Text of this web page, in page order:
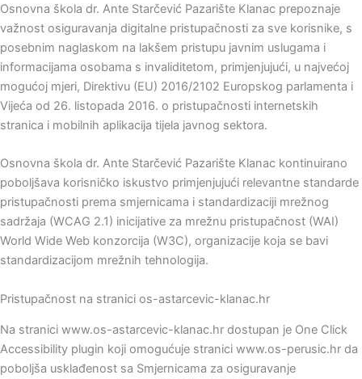
Osnovna škola dr. Ante Starčević Pazarište Klanac prepoznaje
važnost osiguravanja digitalne pristupačnosti za sve korisnike, s
posebnim naglaskom na lakšem pristupu javnim uslugama i
informacijama osobama s invaliditetom, primjenjujući, u najvećoj
mogućoj mjeri, Direktivu (EU) 2016/2102 Europskog parlamenta i
Vijeća od 26. listopada 2016. o pristupačnosti internetskih
stranica i mobilnih aplikacija tijela javnog sektora.
Osnovna škola dr. Ante Starčević Pazarište Klanac kontinuirano
poboljšava korisničko iskustvo primjenjujući relevantne standarde
pristupačnosti prema smjernicama i standardizaciji mrežnog
sadržaja (WCAG 2.1) inicijative za mrežnu pristupačnost (WAI)
World Wide Web konzorcija (W3C), organizacije koja se bavi
standardizacijom mrežnih tehnologija.
Pristupačnost na stranici os-astarcevic-klanac.hr
Na stranici www.os-astarcevic-klanac.hr dostupan je One Click
Accessibility plugin koji omogućuje stranici www.os-perusic.hr da
poboljša usklađenost sa Smjernicama za osiguravanje